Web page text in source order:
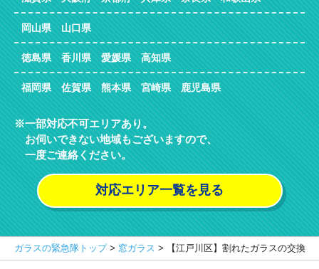
岡山県 山口県
徳島県 香川県 愛媛県 高知県
福岡県 佐賀県 熊本県 宮崎県 鹿児島県
一部対応不可エリアあり。
お伺いできない地域もございますので、
一度ご連絡ください。
対応エリア一覧を見る
ガラスの緊急隊トップ> 窓ガラス > 【江戸川区】割れたガラスの交換